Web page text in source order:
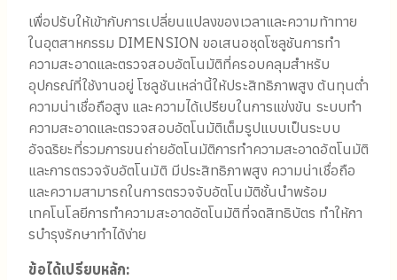
เพื่อปรับให้เข้ากับการเปลี่ยนแปลงของเวลาและความท้าทาย
ในอุตสาหกรรม DIMENSION ขอเสนอชุดโซลูชันการทํา
ความสะอาดและตรวจสอบอัตโนมัติที่ครอบคลุมสําหรับ
อุปกรณ์ที่ใช้งานอยู่ โซลูชันเหล่านี้ให้ประสิทธิภาพสูง ต้นทุนต่ํา
ความน่าเชื่อถือสูง และความได้เปรียบในการแข่งขัน ระบบทํา
ความสะอาดและตรวจสอบอัตโนมัติเต็มรูปแบบเป็นระบบ
อัจฉริยะที่รวมการขนถ่ายอัตโนมัติการทําความสะอาดอัตโนมัติ
และการตรวจจับอัตโนมัติ มีประสิทธิภาพสูง ความน่าเชื่อถือ
และความสามารถในการตรวจจับอัตโนมัติชั้นนําพร้อม
เทคโนโลยีการทําความสะอาดอัตโนมัติที่จดสิทธิบัตร ทําให้กา
รบํารุงรักษาทําได้ง่าย
ข้อได้เปรียบหลัก: